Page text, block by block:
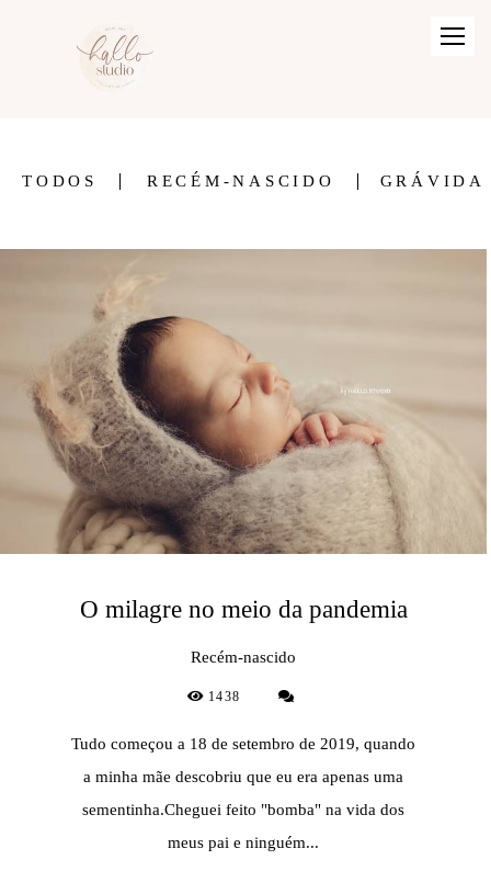
TODOS RECÉM-NASCIDO GRÁVIDA
O milagre no meio da pandemia
Recém-nascido
1438
Tudo começou a 18 de setembro de 2019, quando
a minha mãe descobriu que eu era apenas uma
sementinha.Cheguei feito "bomba" na vida dos
meus pai e ninguém...